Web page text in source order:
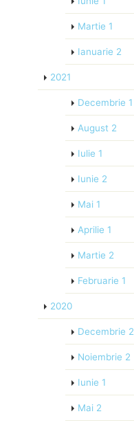
Martie 1
Ianuarie 2
2021
Decembrie 1
August 2
Iulie 1
Iunie 2
Mai 1
Aprilie 1
Martie 2
Februarie 1
2020
Decembrie 2
Noiembrie 2
Iunie 1
Mai 2